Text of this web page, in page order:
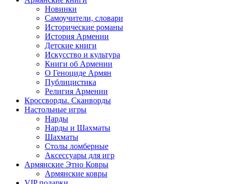
Новинки
Самоучители, словари
Исторические романы
История Армении
Детские книги
Иcкусство и культура
Книги об Армении
О Геноциде Армян
Публицистика
Религия Армении
Кроссворды. Сканворды
Настольные игры
Нарды
Нарды и Шахматы
Шахматы
Столы ломберные
Аксессуары для игр
Армянские Этно Ковры
Армянские ковры